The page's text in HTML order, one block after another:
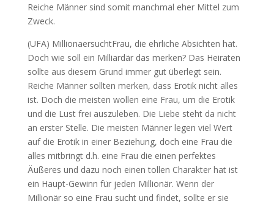
Reiche Männer sind somit manchmal eher Mittel zum
Zweck.
(UFA) MillionaersuchtFrau, die ehrliche Absichten hat.
Doch wie soll ein Milliardär das merken? Das Heiraten
sollte aus diesem Grund immer gut überlegt sein.
Reiche Männer sollten merken, dass Erotik nicht alles
ist. Doch die meisten wollen eine Frau, um die Erotik
und die Lust frei auszuleben. Die Liebe steht da nicht
an erster Stelle. Die meisten Männer legen viel Wert
auf die Erotik in einer Beziehung, doch eine Frau die
alles mitbringt d.h. eine Frau die einen perfektes
Äußeres und dazu noch einen tollen Charakter hat ist
ein Haupt-Gewinn für jeden Millionär. Wenn der
Millionär so eine Frau sucht und findet, sollte er sie